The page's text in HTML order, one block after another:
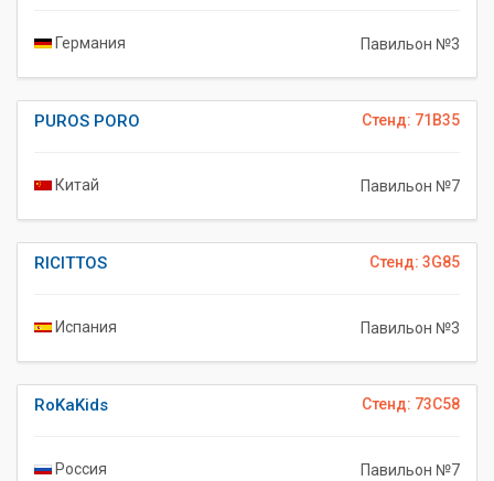
Германия Павильон №3
Стенд: 71B35
PUROS PORO
Китай Павильон №7
Стенд: 3G85
RICITTOS
Испания Павильон №3
Стенд: 73C58
RoKaKids
Россия Павильон №7